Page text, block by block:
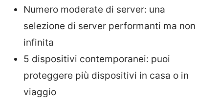
Numero moderate di server: una
selezione di server performanti ma non
infinita
5 dispositivi contemporanei: puoi
proteggere più dispositivi in casa o in
viaggio